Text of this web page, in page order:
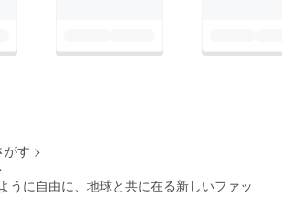
がす >
うに自由に、地球と共に在る新しいファッ